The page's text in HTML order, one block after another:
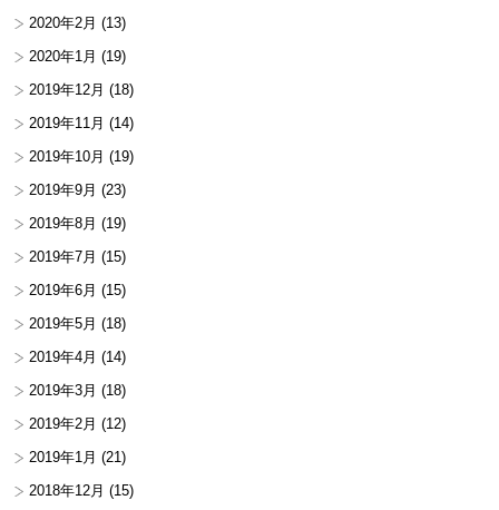
2020年2月 (13)
2020年1月 (19)
2019年12月 (18)
2019年11月 (14)
2019年10月 (19)
2019年9月 (23)
2019年8月 (19)
2019年7月 (15)
2019年6月 (15)
2019年5月 (18)
2019年4月 (14)
2019年3月 (18)
2019年2月 (12)
2019年1月 (21)
2018年12月 (15)